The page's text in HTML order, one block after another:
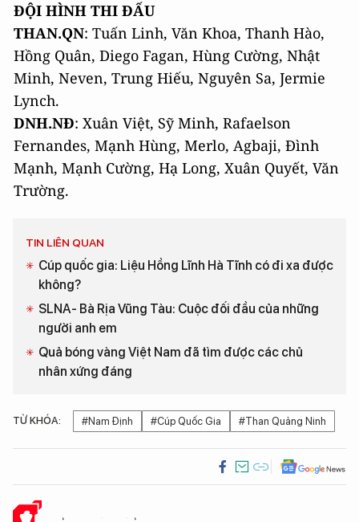
ĐỘI HÌNH THI ĐẤU
THAN.QN: Tuấn Linh, Văn Khoa, Thanh Hào,
Hồng Quân, Diego Fagan, Hùng Cường, Nhật
Minh, Neven, Trung Hiếu, Nguyên Sa, Jermie
Lynch.
DNH.NĐ: Xuân Việt, Sỹ Minh, Rafaelson
Fernandes, Mạnh Hùng, Merlo, Agbaji, Đình
Mạnh, Mạnh Cường, Hạ Long, Xuân Quyết, Văn
Trường.
TIN LIÊN QUAN
Cúp quốc gia: Liệu Hồng Lĩnh Hà Tĩnh có đi xa được
không?
SLNA- Bà Rịa Vũng Tàu: Cuộc đối đầu của những
người anh em
Quả bóng vàng Việt Nam đã tìm được các chủ
nhân xứng đáng
TỪ KHÓA: #Nam Định #Cúp Quốc Gia #Than Quảng Ninh